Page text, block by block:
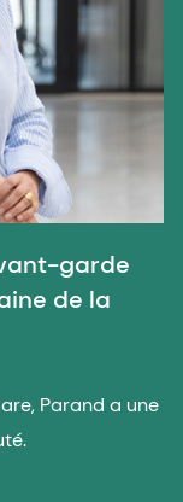
garde
de la
Parand a une